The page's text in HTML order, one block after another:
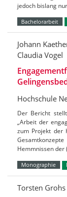
jedoch bislang
Bachelorarbeit
Johann
Claudia Vogel
Hochschule
Der Bericht
„Arbeit der
zum Projekt der
Hemmnissen der
Monographie
Torsten Grohs